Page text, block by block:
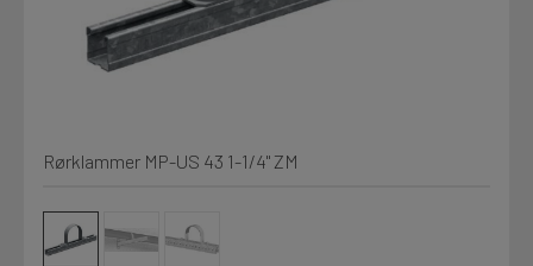
Kjemi, vindsperre og branntetting
Prislister
Rørklammer MP-US 43 1-1/4" ZM